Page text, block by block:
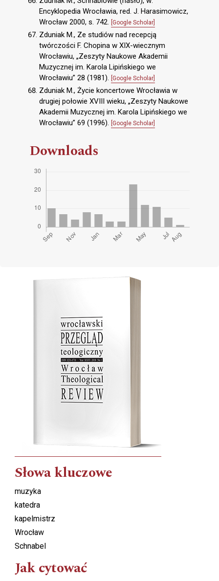
Encyklopedia Wrocławia, red. J. Harasimowicz,
Wrocław 2000, s. 742. [Google Scholar]
Zduniak M., Ze studiów nad recepcją
twórczości F. Chopina w XIX-wiecznym
Wrocławiu, „Zeszyty Naukowe Akademii
Muzycznej im. Karola Lipińskiego we
Wrocławiu” 28 (1981). [Google Scholar]
Zduniak M., Życie koncertowe Wrocławia w
drugiej połowie XVIII wieku, „Zeszyty Naukowe
Akademii Muzycznej im. Karola Lipińskiego we
Wrocławiu” 69 (1996). [Google Scholar]
Downloads
Cover image
Słowa kluczowe
muzyka
katedra
kapelmistrz
Wrocław
Schnabel
Jak cytować